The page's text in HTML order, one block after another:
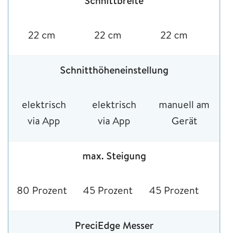
22 cm 22 cm 22 cm
Schnitthöheneinstellung
elektrisch
via App
elektrisch
via App
manuell am
Gerät
max. Steigung
80 Prozent 45 Prozent 45 Prozent
PreciEdge Messer